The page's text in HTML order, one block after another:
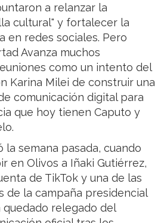
a relanzar la
cultural" y fortalecer la
en redes sociales. Pero
Avanza muchos
como un intento del
Karina Milei de construir una
comunicación digital para
que hoy tienen Caputo y
la semana pasada, cuando
en Olivos a Iñaki Gutiérrez,
de TikTok y una de las
de la campaña presidencial
quedado relegado del